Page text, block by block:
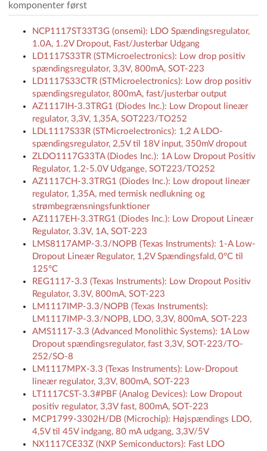
komponenter først
NCP1117ST33T3G (onsemi): LDO Spændingsregulator,
1.0A, 1.2V Dropout, Fast/Justerbar Udgang
LD1117S33TR (STMicroelectronics): Low drop positiv
spændingsregulator, 3,3V, 800mA, SOT-223
LD1117S33CTR (STMicroelectronics): Low drop positiv
spændingsregulator, 800mA, fast/justerbar output
AZ1117IH-3.3TRG1 (Diodes Inc.): Low Dropout lineær
regulator, 3,3V, 1,35A, SOT223/TO252
LDL1117S33R (STMicroelectronics): 1,2 A LDO-
spændingsregulator, 2,5V til 18V input, 350mV dropout
ZLDO1117G33TA (Diodes Inc.): 1A Low Dropout Positiv
Regulator, 1.2-5.0V Udgange, SOT223/TO252
AZ1117CH-3.3TRG1 (Diodes Inc.): Low dropout lineær
regulator, 1,35A, med termisk nedlukning og
strømbegrænsningsfunktioner
AZ1117EH-3.3TRG1 (Diodes Inc.): Low Dropout Lineær
Regulator, 3.3V, 1A, SOT-223
LMS8117AMP-3.3/NOPB (Texas Instruments): 1-A Low-
Dropout Lineær Regulator, 1,2V Spændingsfald, 0°C til
125°C
REG1117-3.3 (Texas Instruments): Low Dropout Positiv
Regulator, 3.3V, 800mA, SOT-223
LM1117IMP-3.3/NOPB (Texas Instruments):
LM1117IMP-3.3/NOPB, LDO, 3,3V, 800mA, SOT-223
AMS1117-3.3 (Advanced Monolithic Systems): 1A Low
Dropout spændingsregulator, fast 3,3V, SOT-223/TO-
252/SO-8
LM1117MPX-3.3 (Texas Instruments): Low-Dropout
lineær regulator, 3,3V, 800mA, SOT-223
LT1117CST-3.3#PBF (Analog Devices): Low Dropout
positiv regulator, 3,3V fast, 800mA, SOT-223
MCP1799-3302H/DB (Microchip): Højspændings LDO,
4,5V til 45V indgang, 80 mA udgang, 3,3V/5V
NX1117CE33Z (NXP Semiconductors): Fast LDO